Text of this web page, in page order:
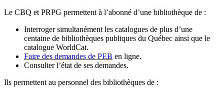
Le CBQ et PRPG permettent à l’abonné d’une bibliothèque de :
Interroger simultanément les catalogues de plus d’une
centaine de bibliothèques publiques du Québec ainsi que le
catalogue WorldCat.
Faire des demandes de PEB en ligne.
Consulter l’état de ses demandes.
Ils permettent au personnel des bibliothèques de :